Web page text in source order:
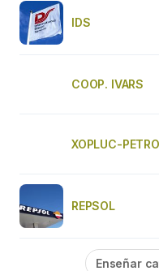
IDS
COOP. IVARS
XOPLUC-
REPSOL
Enseñar